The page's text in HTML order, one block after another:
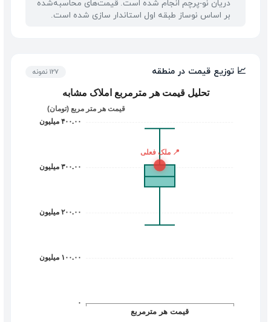
دریان نو-پرچم انجام شده است. قیمت‌های محاسبه‌شده
بر اساس نوساز طبقه اول استاندار سازی شده است.
📈 توزیع قیمت در منطقه 127 نمونه